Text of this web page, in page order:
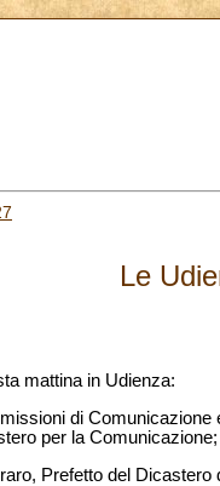
Le
mattina in Udienza:
di
per la Comunicazione;
Prefetto del Dicastero